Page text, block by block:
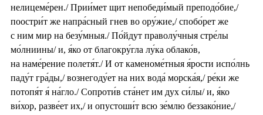
нелицеме́рен./ Прии́мет щит непобеди́мый преподо́бие,/
поостри́т же напра́сный гнев во ору́жие,/ спобо́рет же
с ним мир на безу́мныя./ По́йдут праволу́чныя стре́лы
мо́лниины/ и, я́ко от благокру́гла лу́ка облако́в,
на наме́рение полетя́т./ И от каменоме́тныя я́рости испо́лнь
паду́т гра́ды,/ вознегоду́ет на них вода́ морска́я,/ ре́ки же
потопя́т я́ на́гло./ Сопроти́в ста́нет им дух си́лы/ и, я́ко
ви́хор, разве́ет их,/ и опустоши́т всю зе́млю беззако́ние,/